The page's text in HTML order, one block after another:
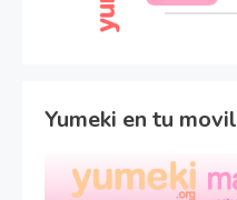
Yumeki en tu movil